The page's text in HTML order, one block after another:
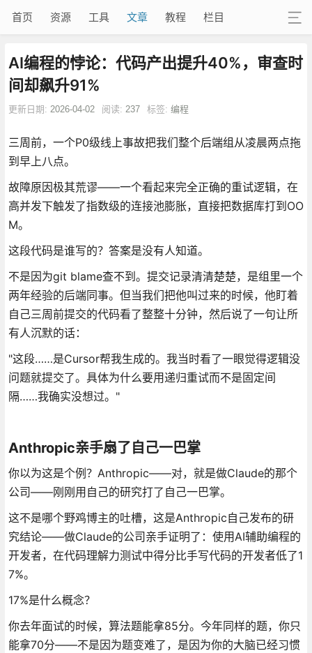
首页 资源 工具 文章 教程 栏目
AI编程的悖论：代码产出提升40%，审查时
间却飙升91%
更新日期: 2026-04-02 阅读: 237 标签: 编程
三周前，一个P0级线上事故把我们整个后端组从凌晨两点拖
到早上八点。
故障原因极其荒谬——一个看起来完全正确的重试逻辑，在
高并发下触发了指数级的连接池膨胀，直接把数据库打到OO
M。
这段代码是谁写的？答案是没有人知道。
不是因为git blame查不到。提交记录清清楚楚，是组里一个
两年经验的后端同事。但当我们把他叫过来的时候，他盯着
自己三周前提交的代码看了整整十分钟，然后说了一句让所
有人沉默的话：
"这段……是Cursor帮我生成的。我当时看了一眼觉得逻辑没
问题就提交了。具体为什么要用递归重试而不是固定间
隔……我确实没想过。"
Anthropic亲手扇了自己一巴掌
你以为这是个例？Anthropic——对，就是做Claude的那个
公司——刚刚用自己的研究打了自己一巴掌。
这不是哪个野鸡博主的吐槽，这是Anthropic自己发布的研
究结论——做Claude的公司亲手证明了：使用AI辅助编程的
开发者，在代码理解力测试中得分比手写代码的开发者低了1
7%。
17%是什么概念？
你去年面试的时候，算法题能拿85分。今年同样的题，你只
能拿70分——不是因为题变难了，是因为你的大脑已经习惯